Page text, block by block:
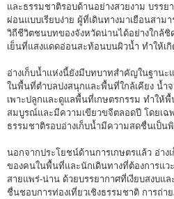
และธรรมชาติรอบด้านอย่างสวยงาม บรร
ผ่อนแบบเรียบง่าย ผู้ที่เดินทางมาเยือนสาม
วิถีชีวิตชนบทของจังหวัดน่านได้อย่างใกล้ชิ
เย็นที่แสงแดดอ่อนสะท้อนบนผิวน้ำ ทำให้เ
อ่างเก็บน้ำแห่งนี้ยังมีบทบาทสำคัญในฐานะ
ในพื้นที่ตำบลปงสนุกและพื้นที่ใกล้เคียง น้ำ
เพาะปลูกและดูแลพื้นที่เกษตรกรรม ทำให้
สมบูรณ์และมีความเขียวขจีตลอดปี โดยเฉ
ธรรมชาติรอบอ่างเก็บน้ำมีความสดชื่นเป็นพิ
นอกจากประโยชน์ด้านการเกษตรแล้ว อ่า
ของคนในพื้นที่และนักเดินทางที่ต้องการแว
สายแพร่-น่าน ด้วยบรรยากาศที่เงียบสงบแ
ชื่นชอบการท่องเที่ยวเชิงธรรมชาติ การถ่